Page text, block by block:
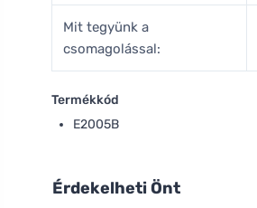
Mit tegyünk a
csomagolással:
Termékkód
E2005B
Érdekelheti Önt